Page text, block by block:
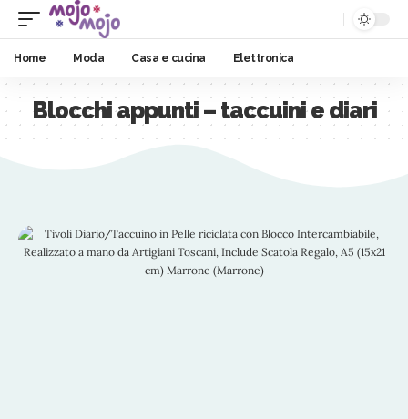
Home Moda Casa e cucina Elettronica
Blocchi appunti – taccuini e diari